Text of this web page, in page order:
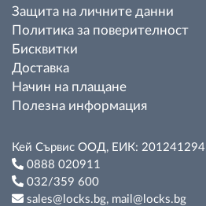
Защита на личните данни
Политика за поверителност
Бисквитки
Доставка
Начин на плащане
Полезна информация
Кей Сървис ООД, ЕИК: 201241294
0888 020911
032/359 600
sales@locks.bg, mail@locks.bg